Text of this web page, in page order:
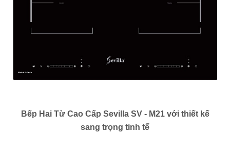
Bếp Hai Từ Cao Cấp Sevilla SV - M21với thiết kế
sang trọng tinh tế